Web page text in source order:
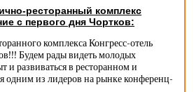
ресторанный комплекс
с первого дня Чортков:
комплекса Конгресс-отель
Будем рады видеть молодых
и развиваться в ресторанном и
одним из лидеров на рынке конференц-